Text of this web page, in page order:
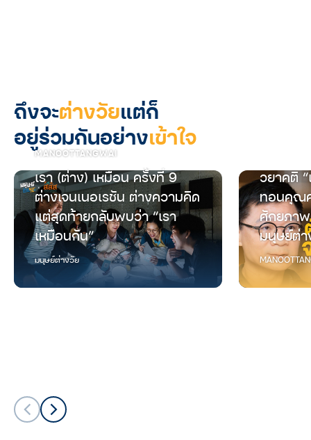
ถึงจะต่างวัยแต่ก็
อยู่ร่วมกันอย่างเข้าใจ
MANOOTTANGWAI
เรา (ต่าง) เหมือน ครั้งที่ 9
ต่างเจนเนอเรชัน ต่างความคิด
แต่สุดท้ายกลับพบว่า “เรา
เหมือนกัน”
มนุษย์ต่างวัย
วยาคติ
ทอนคุณ
ศักยภา
มนุษย์ต่า